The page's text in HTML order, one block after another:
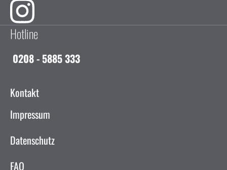
Hotline
0208 - 5885 333
Kontakt
Impressum
Datenschutz
FAQ